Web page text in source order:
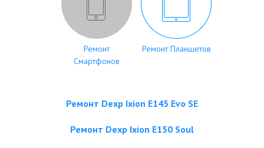
Ремонт
Смартфонов
Ремонт Планшетов
Ремонт Dexp Ixion E145 Evo SE
Ремонт Dexp Ixion E150 Soul